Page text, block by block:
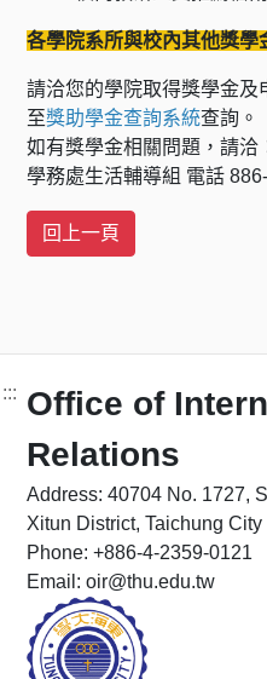
各學院系所與校內其他獎學
請洽您的學院取得獎學金
至獎助學金查詢系統查詢。
如有獎學金相關問題，請洽
學務處生活輔導組 電話
::: Office of
Relations
Address: 40704 No. 1727,
Xitun District, Taichung City
Phone: +886-4-2359-
Email: oir@thu.edu.tw